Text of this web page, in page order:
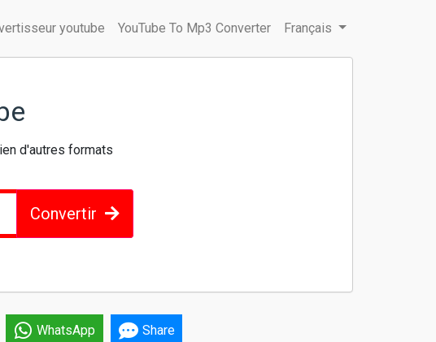
youtube YouTube To Mp3 Converter Français
d'autres formats
Convertir
WhatsApp Share